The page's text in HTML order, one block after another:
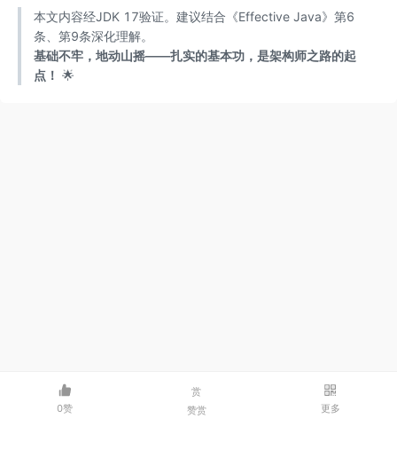
本文内容经JDK 17验证。建议结合《Effective Java》第6
条、第9条深化理解。
基础不牢，地动山摇——扎实的基本功，是架构师之路的起
点！ 🌟
0赞
赏
赞赏
更多